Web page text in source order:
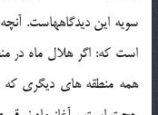
سويه اين ديدگاههاست. آنچه
است كه: اگر هلال ماه در
همه منطقه هاي ديگري كه